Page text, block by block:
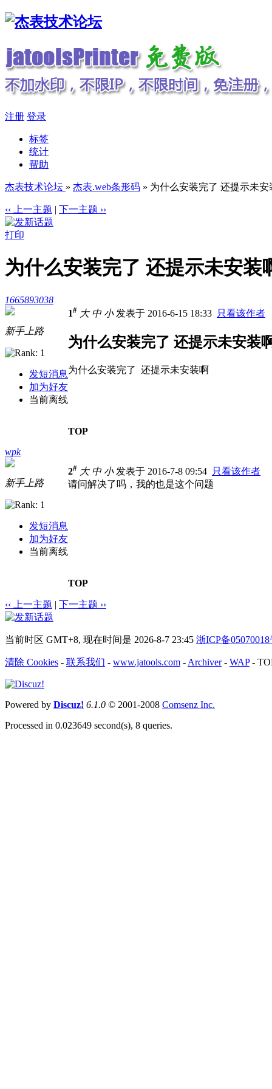
注册 登录
标签
统计
帮助
杰表技术论坛 » 杰表.web条形码 » 为什么安装完了 还提示未安
‹‹ 上一主题 | 下一主题 ››
打印
为什么安装完了 还提示未安装
1665893038
新手上路
发短消息
加为好友
当前离线
1# 大 中 小发表于 2016-6-15 18:33 只看该作者
为什么安装完了 还提示未安装
为什么安装完了 还提示未安装啊
TOP
wpk
新手上路
发短消息
加为好友
当前离线
2# 大 中 小发表于 2016-7-8 09:54 只看该作者
请问解决了吗，我的也是这个问题
TOP
‹‹ 上一主题 | 下一主题 ››
当前时区 GMT+8, 现在时间是 2026-8-7 23:45 浙ICP备05070018
清除 Cookies - 联系我们 - www.jatools.com - Archiver- WAP-
Powered by Discuz! 6.1.0 © 2001-2008 Comsenz Inc.
Processed in 0.023649 second(s), 8 queries.